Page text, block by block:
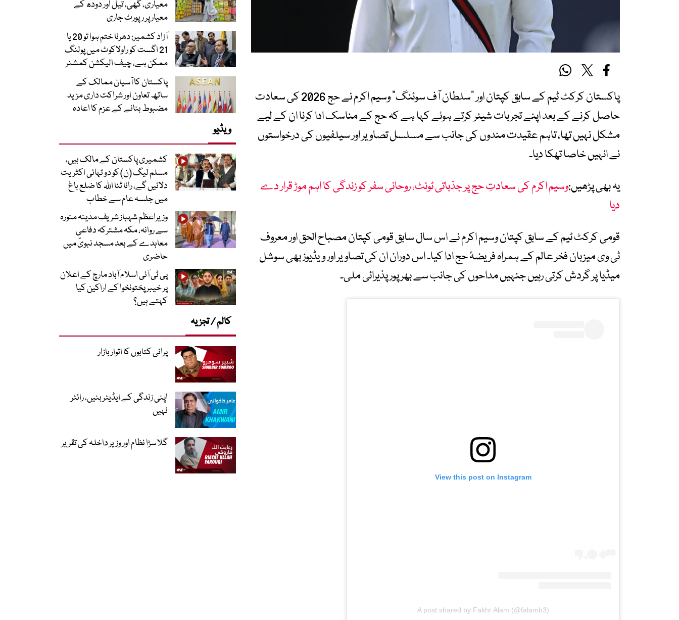
پاکستان کرکٹ ٹیم کے سابق کپتان اور “سلطان آف سوئنگ” وسیم اکرم نے حج 2026 کی سعادت
حاصل کرنے کے بعد اپنے تجربات شیئر کرتے ہوئے کہا ہے کہ حج کے مناسک ادا کرنا ان کے لیے
مشکل نہیں تھا، تاہم عقیدت مندوں کی جانب سے مسلسل تصاویر اور سیلفیوں کی درخواستوں
نے انہیں خاصا تھکا دیا۔
یہ بھی پڑھیں:وسیم اکرم کی سعادتِ حج پر جذباتی ٹوئٹ، روحانی سفر کو زندگی کا اہم موڑ قرار دے
دیا
قومی کرکٹ ٹیم کے سابق کپتان وسیم اکرم نے اس سال سابق قومی کپتان مصباح الحق اور معروف
ٹی وی میزبان فخر عالم کے ہمراہ فریضۂ حج ادا کیا۔ اس دوران ان کی تصاویر اور ویڈیوز بھی سوشل
میڈیا پر گردش کرتی رہیں جنہیں مداحوں کی جانب سے بھرپور پذیرائی ملی۔
View this post on Instagram
A post shared by Fakhr Alam (@falamb3)
معیاری، گھی، تیل اور دودھ کے
معیار پر رپورٹ جاری
آزاد کشمیر: دھرنا ختم ہوا تو 20 یا
21 اگست کو راولاکوٹ میں پولنگ
ممکن ہے، چیف الیکشن کمشنر
پاکستان کا آسیان ممالک کے
ساتھ تعاون اور شراکت داری مزید
مضبوط بنانے کے عزم کا اعادہ
ویڈیو
کشمیری پاکستان کے مالک ہیں،
مسلم لیگ (ن) کو دو تہائی اکثریت
دلائیں گے، رانا ثنا اللہ کا ضلع باغ
میں جلسہ عام سے خطاب
وزیراعظم شہباز شریف مدینہ منورہ
سے روانہ، مکہ مشترکہ دفاعی
معاہدے کے بعد مسجد نبویؐ میں
حاضری
پی ٹی آئی اسلام آباد مارچ کے اعلان
پر خیبر پختونخوا کے اراکین کیا
کہتے ہیں؟
کالم / تجزیہ
پرانی کتابوں کا اتوار بازار
اپنی زندگی کے ایڈیٹر بنیں، رائٹر
نہیں
گلا سڑا نظام اور وزیر داخلہ کی تقریر